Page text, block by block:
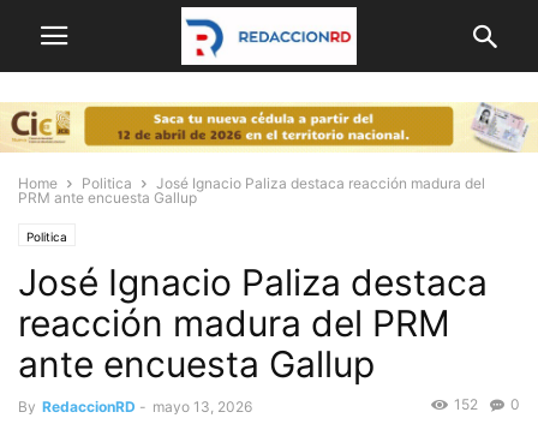
Home Politica
José Ignacio Paliza destaca reacción madura del
PRM ante encuesta Gallup
Politica
José Ignacio Paliza destaca
reacción madura del PRM
ante encuesta Gallup
By RedaccionRD - mayo 13, 2026 0
152